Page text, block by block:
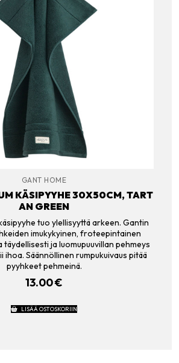
GANT HOME
KÄSIPYYHE 30X50CM, TART
AN GREEN
tuo ylellisyyttä arkeen. Gantin
imukykyinen, froteepintainen
täydellisesti ja luomupuuvillan pehmeys
ihoa. Säännöllinen rumpukuivaus pitää
pyyhkeet pehmeinä.
13.00€
LISÄÄ OSTOSKORIIN